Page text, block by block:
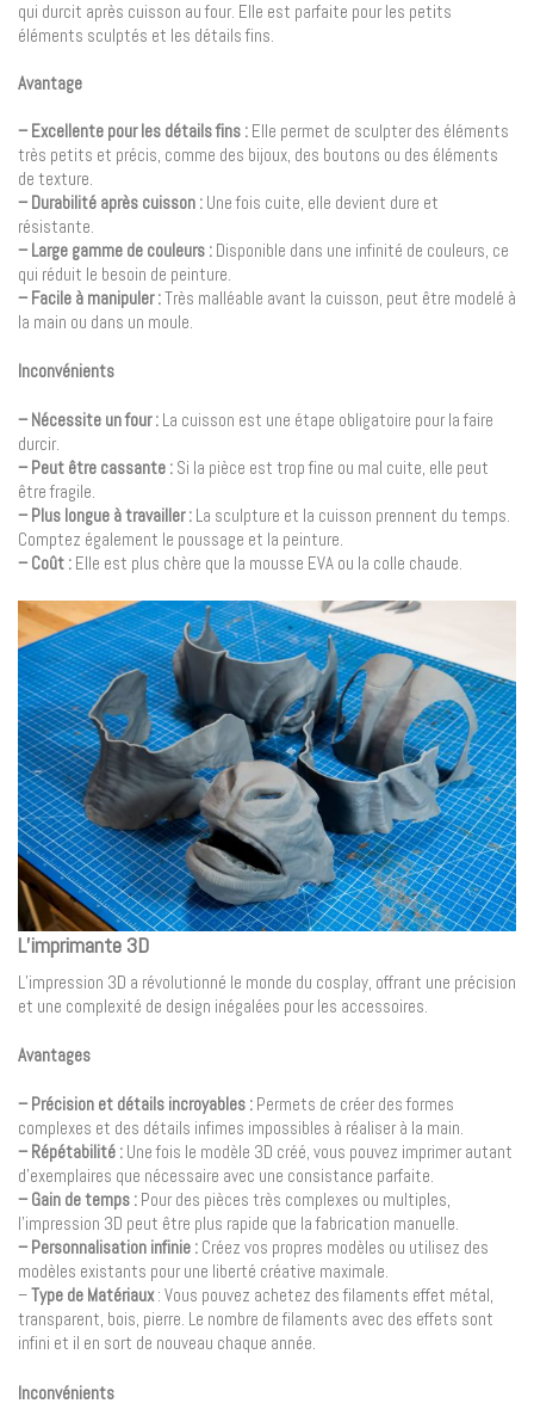
qui durcit après cuisson au four. Elle est parfaite pour les petits
éléments sculptés et les détails fins.
Avantage
– Excellente pour les détails fins : Elle permet de sculpter des éléments
très petits et précis, comme des bijoux, des boutons ou des éléments
de texture.
– Durabilité après cuisson : Une fois cuite, elle devient dure et
résistante.
– Large gamme de couleurs : Disponible dans une infinité de couleurs, ce
qui réduit le besoin de peinture.
– Facile à manipuler :Très malléable avant la cuisson, peut être modelé à
la main ou dans un moule.
Inconvénients
– Nécessite un four : La cuisson est une étape obligatoire pour la faire
durcir.
– Peut être cassante : Si la pièce est trop fine ou mal cuite, elle peut
être fragile.
– Plus longue à travailler : La sculpture et la cuisson prennent du temps.
Comptez également le poussage et la peinture.
– Coût : Elle est plus chère que la mousse EVA ou la colle chaude.
L’imprimante 3D
L’impression 3D a révolutionné le monde du cosplay, offrant une précision
et une complexité de design inégalées pour les accessoires.
Avantages
– Précision et détails incroyables : Permets de créer des formes
complexes et des détails infimes impossibles à réaliser à la main.
– Répétabilité : Une fois le modèle 3D créé, vous pouvez imprimer autant
d’exemplaires que nécessaire avec une consistance parfaite.
– Gain de temps : Pour des pièces très complexes ou multiples,
l’impression 3D peut être plus rapide que la fabrication manuelle.
– Personnalisation infinie : Créez vos propres modèles ou utilisez des
modèles existants pour une liberté créative maximale.
–Type de Matériaux: Vous pouvez achetez des filaments effet métal,
transparent, bois, pierre. Le nombre de filaments avec des effets sont
infini et il en sort de nouveau chaque année.
Inconvénients